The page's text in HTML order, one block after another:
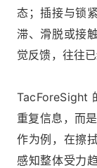
态；插接与锁
滞、滑脱或接
觉反馈，往往已
TacForeSight
重复信息，而
作为例，在擦
感知整体受力